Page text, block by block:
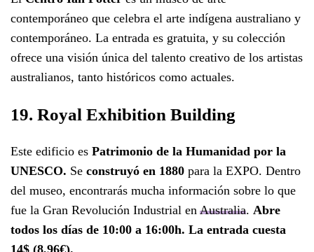
contemporáneo que celebra el arte indígena australiano y
contemporáneo. La entrada es gratuita, y su colección
ofrece una visión única del talento creativo de los artistas
australianos, tanto históricos como actuales.
19. Royal Exhibition Building
Este edificio es Patrimonio de la Humanidad por la
UNESCO. Se construyó en 1880 para la EXPO. Dentro
del museo, encontrarás mucha información sobre lo que
fue la Gran Revolución Industrial en Australia. Abre
todos los días de 10:00 a 16:00h. La entrada cuesta